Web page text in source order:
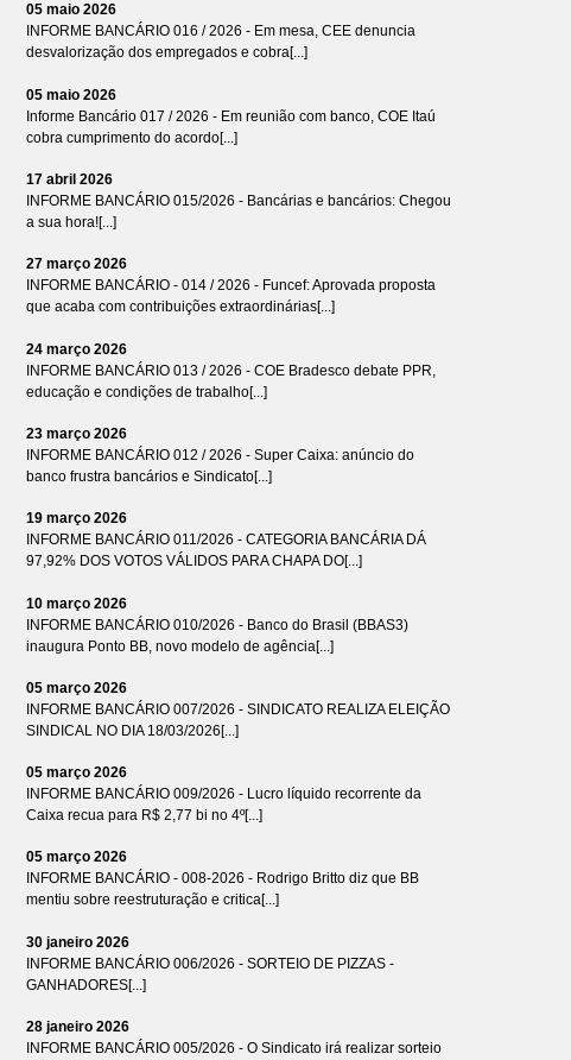
05 maio 2026
INFORME BANCÁRIO 016 / 2026 - Em mesa, CEE denuncia
desvalorização dos empregados e cobra[...]
05 maio 2026
Informe Bancário 017 / 2026 - Em reunião com banco, COE Itaú
cobra cumprimento do acordo[...]
17 abril 2026
INFORME BANCÁRIO 015/2026 - Bancárias e bancários: Chegou
a sua hora![...]
27 março 2026
INFORME BANCÁRIO - 014 / 2026 - Funcef: Aprovada proposta
que acaba com contribuições extraordinárias[...]
24 março 2026
INFORME BANCÁRIO 013 / 2026 - COE Bradesco debate PPR,
educação e condições de trabalho[...]
23 março 2026
INFORME BANCÁRIO 012 / 2026 - Super Caixa: anúncio do
banco frustra bancários e Sindicato[...]
19 março 2026
INFORME BANCÁRIO 011/2026 - CATEGORIA BANCÁRIA DÁ
97,92% DOS VOTOS VÁLIDOS PARA CHAPA DO[...]
10 março 2026
INFORME BANCÁRIO 010/2026 - Banco do Brasil (BBAS3)
inaugura Ponto BB, novo modelo de agência[...]
05 março 2026
INFORME BANCÁRIO 007/2026 - SINDICATO REALIZA ELEIÇÃO
SINDICAL NO DIA 18/03/2026[...]
05 março 2026
INFORME BANCÁRIO 009/2026 - Lucro líquido recorrente da
Caixa recua para R$ 2,77 bi no 4º[...]
05 março 2026
INFORME BANCÁRIO - 008-2026 - Rodrigo Britto diz que BB
mentiu sobre reestruturação e critica[...]
30 janeiro 2026
INFORME BANCÁRIO 006/2026 - SORTEIO DE PIZZAS -
GANHADORES[...]
28 janeiro 2026
INFORME BANCÁRIO 005/2026 - O Sindicato irá realizar sorteio